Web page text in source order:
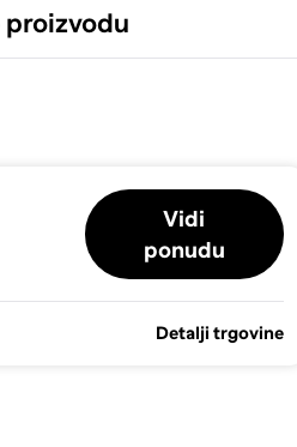
Vidi
ponudu
Detalji trgovine